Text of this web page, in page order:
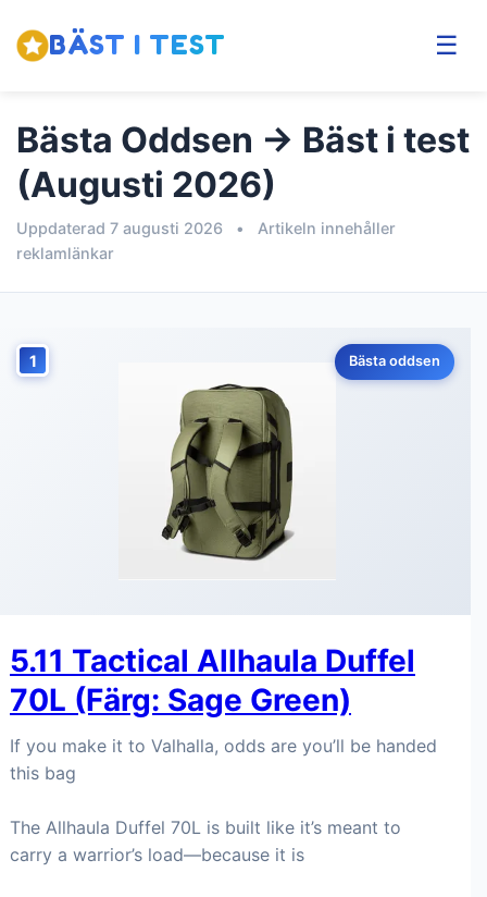
BÄST I TEST ☰
Bästa Oddsen → Bäst i test
(Augusti 2026)
Uppdaterad 7 augusti 2026 •
Artikeln innehåller
reklamlänkar
1 Bästa oddsen
5.11 Tactical Allhaula Duffel
70L (Färg: Sage Green)
If you make it to Valhalla, odds are you’ll be handed
this bag
The Allhaula Duffel 70L is built like it’s meant to
carry a warrior’s load—because it is